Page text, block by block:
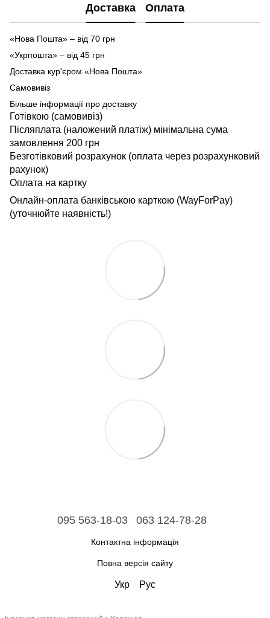
Доставка Оплата
«Нова Пошта» – від 70 грн
«Укрпошта» – від 45 грн
Доставка кур'єром «Нова Пошта»
Самовивіз
Більше інформації про доставку
Готівкою (самовивіз)
Післяплата (наложений платіж) мінімальна сума
замовлення 200 грн
Безготівковий розрахунок (оплата через розрахунковий
рахунок)
Оплата на картку
Онлайн-оплата банківською карткою (WayForPay)
(уточнюйте наявність!)
095 563-18-03 063 124-78-28
Контактна інформація
Повна версія сайту
Укр Рус